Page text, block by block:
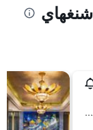
210 Century Avenue, شنغهاي, الصين